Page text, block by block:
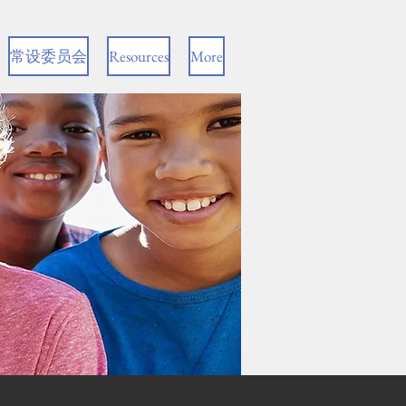
常设委员会 Resources More